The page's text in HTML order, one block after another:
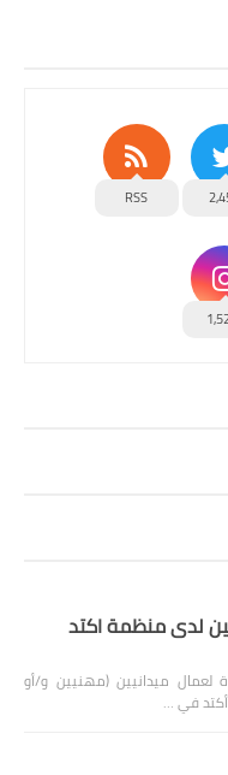
RSS
لدى منظمة اكتد
ميدانيين (مهنيين و/أو
في …